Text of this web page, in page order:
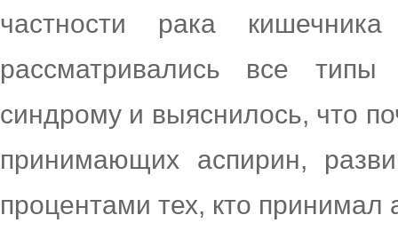
частности рака
рассматривались все
синдрому и выяснилось, что
принимающих аспирин,
процентами тех, кто принимал